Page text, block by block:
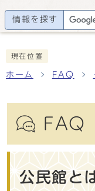
情報を探す
現在位置
ホーム FAQ
FAQ
公民館と